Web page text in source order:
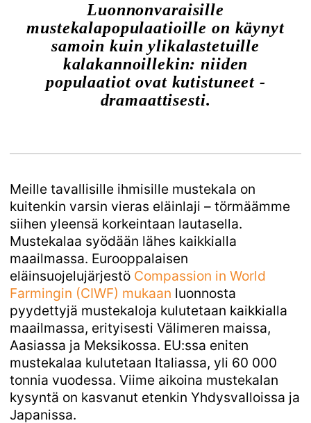
Luonnonvaraisille
mustekalapopulaatioille on käynyt
samoin kuin ylikalastetuille
kalakannoillekin: niiden
populaatiot­ ovat ­kutistuneet ­
dramaattisesti.
Meille tavallisille ihmisille mustekala on
kuitenkin varsin vieras eläinlaji – törmäämme
siihen yleensä korkeintaan lautasella.
Mustekalaa syödään lähes kaikkialla
maailmassa. Eurooppalaisen
eläinsuojelujärjestö Compassion in World
Farmingin (CIWF) mukaan luonnosta
pyydettyjä mustekaloja kulutetaan kaikkialla
maailmassa, erityisesti Välimeren maissa,
Aasiassa ja Meksikossa. EU:ssa eniten
mustekalaa kulutetaan Italiassa, yli 60 000
tonnia vuodessa. Viime aikoina mustekalan
kysyntä on kasvanut etenkin Yhdysvalloissa ja
Japanissa.